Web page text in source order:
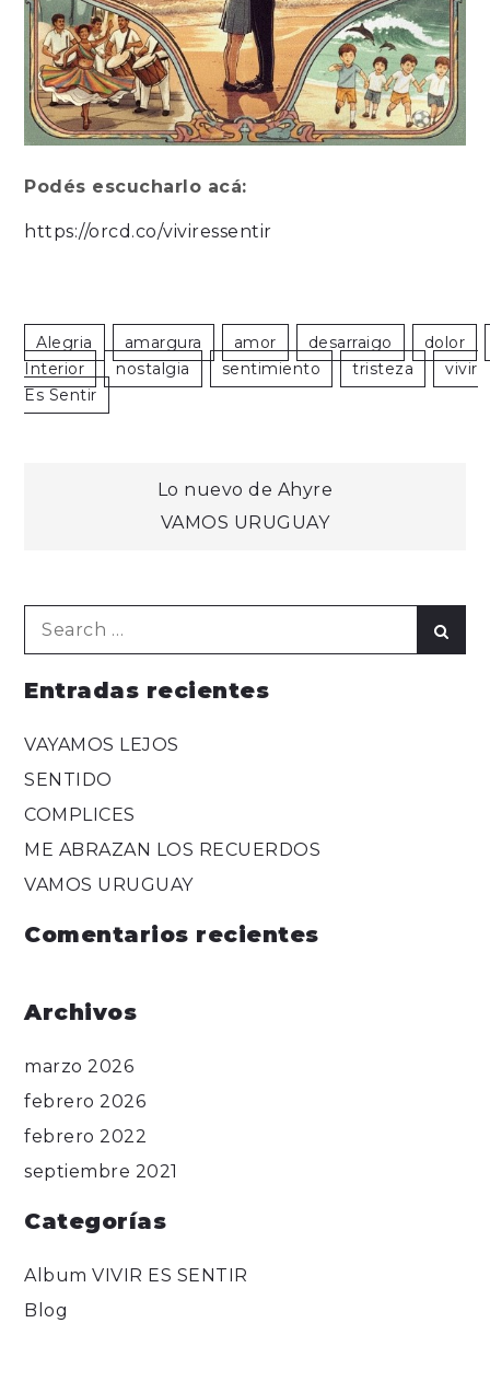
Podés escucharlo acá:
https://orcd.co/viviressentir
Alegria Amargura Amor Desarraigo
Dolor
Interior
Nostalgia Sentimiento Tristeza
Vivir
Es Sentir
Navegación
entradas
Lo nuevo de Ahyre
VAMOS URUGUAY
for:
Entradas recientes
VAYAMOS LEJOS
SENTIDO
COMPLICES
ME ABRAZAN LOS RECUERDOS
VAMOS URUGUAY
Comentarios recientes
Archivos
marzo 2026
febrero 2026
febrero 2022
septiembre 2021
Categorías
Album VIVIR ES SENTIR
Blog